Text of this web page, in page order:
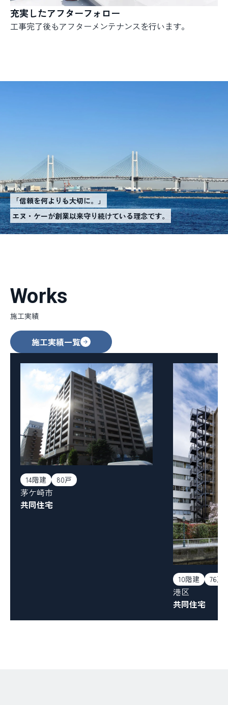
充実したアフターフォロー
工事完了後もアフターメンテナンスを行います。
「信頼を何よりも大切に。」
エヌ・ケーが創業以来守り続けている理念です。
Works
施工実績
施工実績一覧
14階建 80戸
茅ケ崎市
共同住宅
10階建 76戸
港区
共同住宅